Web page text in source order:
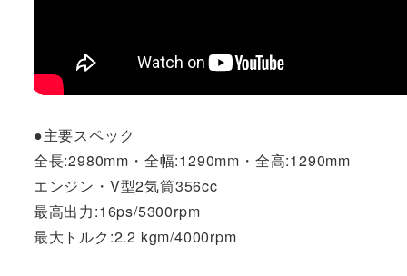
●主要スペック
全長:2980mm・全幅:1290mm・全高:1290mm
エンジン・V型2気筒356cc
最高出力:16ps/5300rpm
最大トルク:2.2 kgm/4000rpm